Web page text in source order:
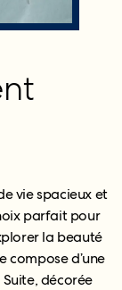
vie spacieux et
parfait pour
la beauté
compose d’une
décorée